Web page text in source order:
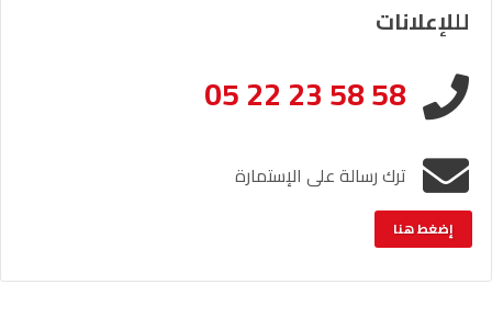
لللإعلانات
05 22 23 58 58
ترك رسالة على الإستمارة
إضغط هنا